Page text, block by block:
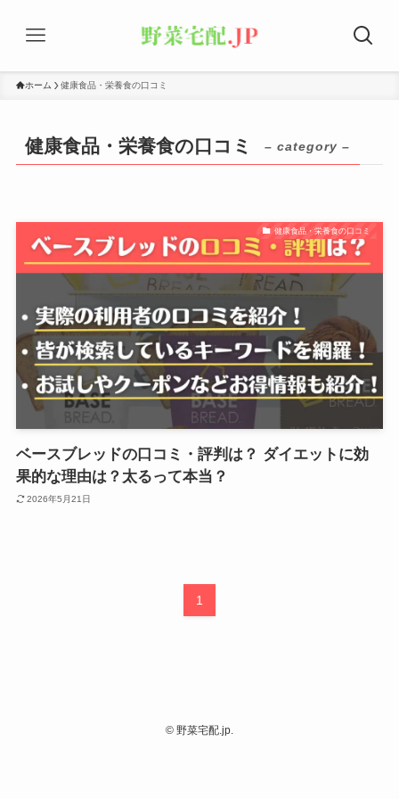
ホーム 健康食品・栄養食の口コミ
健康食品・栄養食の口コミ – category –
健康食品・栄養食の口コミ
ベースブレッドの口コミ・評判は？ ダイエットに効
果的な理由は？太るって本当？
2026年5月21日
1
© 野菜宅配.jp.